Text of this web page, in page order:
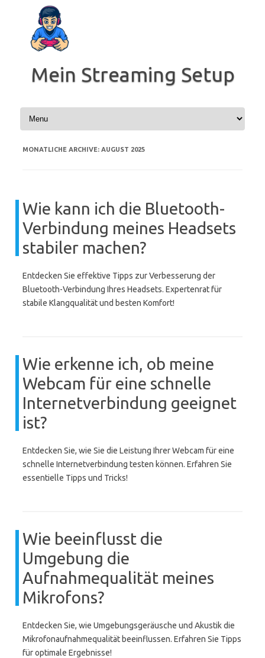
springen
Mein Streaming Setup
MONATLICHE ARCHIVE: AUGUST 2025
Wie kann ich die Bluetooth-
Verbindung meines Headsets
stabiler machen?
Entdecken Sie effektive Tipps zur Verbesserung der
Bluetooth-Verbindung Ihres Headsets. Expertenrat für
stabile Klangqualität und besten Komfort!
Wie erkenne ich, ob meine
Webcam für eine schnelle
Internetverbindung geeignet
ist?
Entdecken Sie, wie Sie die Leistung Ihrer Webcam für eine
schnelle Internetverbindung testen können. Erfahren Sie
essentielle Tipps und Tricks!
Wie beeinflusst die
Umgebung die
Aufnahmequalität meines
Mikrofons?
Entdecken Sie, wie Umgebungsgeräusche und Akustik die
Mikrofonaufnahmequalität beeinflussen. Erfahren Sie Tipps
für optimale Ergebnisse!